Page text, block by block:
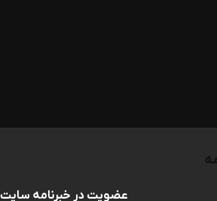
عضویت در خبرنامه سایت